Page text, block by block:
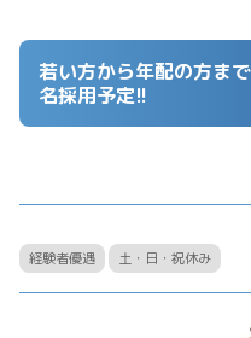
若い方から年配の方ま
名採用予定!!
経験者優遇 土・日・祝休み